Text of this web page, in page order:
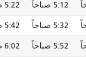
5:28 صباحاً
5:48 صباحاً
6:08 صباحاً